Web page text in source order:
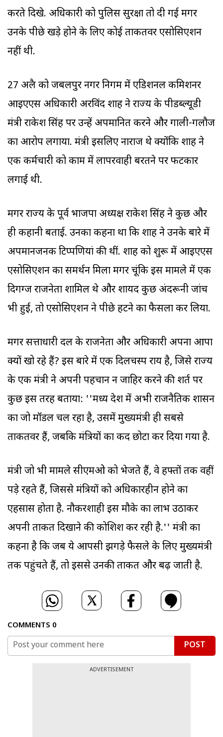
करते दिखे. अधिकारी को पुलिस सुरक्षा तो दी गई मगर
उनके पीछे खड़े होने के लिए कोई ताकतवर एसोसिएशन
नहीं थी.
27 अप्रैल को जबलपुर नगर निगम में एडिशनल कमिशनर
आइएएस अधिकारी अरविंद शाह ने राज्य के पीडब्ल्यूडी
मंत्री राकेश सिंह पर उन्हें अपमानित करने और गाली-गलौज
का आरोप लगाया. मंत्री इसलिए नाराज थे क्योंकि शाह ने
एक कर्मचारी को काम में लापरवाही बरतने पर फटकार
लगाई थी.
मगर राज्य के पूर्व भाजपा अध्यक्ष राकेश सिंह ने कुछ और
ही कहानी बताई. उनका कहना था कि शाह ने उनके बारे में
अपमानजनक टिप्पणियां की थीं. शाह को शुरू में आइएएस
एसोसिएशन का समर्थन मिला मगर चूंकि इस मामले में एक
दिगग्ज राजनेता शामिल थे और शायद कुछ अंदरूनी जांच
भी हुई, तो एसोसिएशन ने पीछे हटने का फैसला कर लिया.
मगर सत्ताधारी दल के राजनेता और अधिकारी अपना आपा
क्यों खो रहे हैं? इस बारे में एक दिलचस्प राय है, जिसे राज्य
के एक मंत्री ने अपनी पहचान न जाहिर करने की शर्त पर
कुछ इस तरह बताया: ''मध्य प्रदेश में अभी राजनैतिक शासन
का जो मॉडल चल रहा है, उसमें मुख्यमंत्री ही सबसे
ताकतवर हैं, जबकि मंत्रियों का कद छोटा कर दिया गया है.
मंत्री जो भी मामले सीएमओ को भेजते हैं, वे हफ्तों तक वहीं
पड़े रहते हैं, जिससे मंत्रियों को अधिकारहीन होने का
एहसास होता है. नौकरशाही इस मौके का लाभ उठाकर
अपनी ताकत दिखाने की कोशिश कर रही है.'' मंत्री का
कहना है कि जब ये आपसी झगड़े फैसले के लिए मुख्यमंत्री
तक पहुंचते हैं, तो इससे उनकी ताकत और बढ़ जाती है.
COMMENTS 0
POST
ADVERTISEMENT